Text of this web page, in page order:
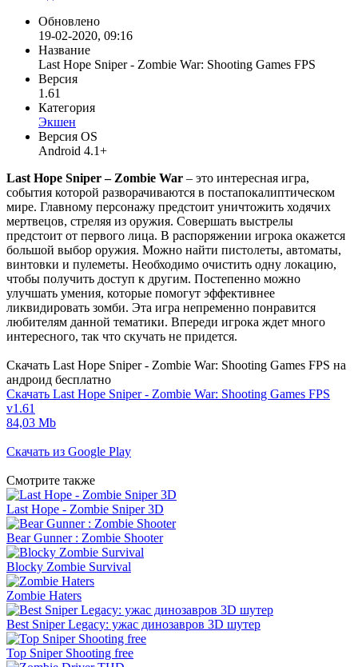
Обновлено
19-02-2020, 09:16
Название
Last Hope Sniper - Zombie War: Shooting Games FPS
Версия
1.61
Категория
Экшен
Версия OS
Android 4.1+
Last Hope Sniper – Zombie War – это интересная игра,
события которой разворачиваются в постапокалиптическом
мире. Главному персонажу предстоит уничтожить ходячих
мертвецов, стреляя из оружия. Совершать выстрелы
предстоит от первого лица. В распоряжении игрока окажется
большой выбор оружия. Можно найти пистолеты, автоматы,
винтовки и пулеметы. Необходимо очистить одну локацию,
чтобы получить доступ к другим. Постепенно можно
улучшать умения, которые помогут эффективнее
ликвидировать зомби. Эта игра непременно понравится
любителям данной тематики. Впереди игрока ждет много
интересного, так что скучать не придется.
Скачать Last Hope Sniper - Zombie War: Shooting Games FPS на
андроид бесплатно
Скачать Last Hope Sniper - Zombie War: Shooting Games FPS
v1.61
84,03 Mb
Скачать из Google Play
Смотрите также
Last Hope - Zombie Sniper 3D
Bear Gunner : Zombie Shooter
Blocky Zombie Survival
Zombie Haters
Best Sniper Legacy: ужас динозавров 3D шутер
Top Sniper Shooting free